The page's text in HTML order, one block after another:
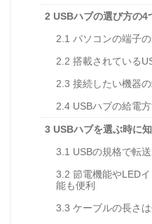
2 USBハブの選び方の4
2.1 パソコンの端子
2.2 搭載されている
2.3 接続したい機器
2.4 USBハブの給電
3 USBハブを選ぶ時に
3.1 USBの規格で転
3.2 節電機能やLED
能も便利
3.3 ケーブルの長さ